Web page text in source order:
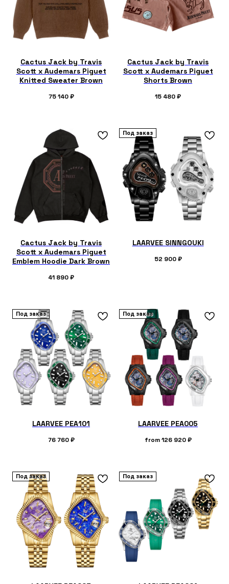
Cactus Jack by Travis
Scott x Audemars Piguet
Knitted Sweater Brown
75 140 ₽
Cactus Jack by Travis
Scott x Audemars Piguet
Shorts Brown
15 480₽
Cactus Jack by Travis
Scott x Audemars Piguet
Emblem Hoodie Dark Brown
41 890₽
Под заказ
LAARVEE SINNGOUKI
52 900 ₽
Под заказ
LAARVEE PEA101
76 760 ₽
Под заказ
LAARVEE PEA005
from 126 920 ₽
Под заказ Под заказ